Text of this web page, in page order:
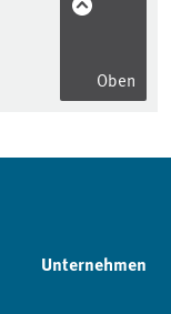
Oben
Unternehmen